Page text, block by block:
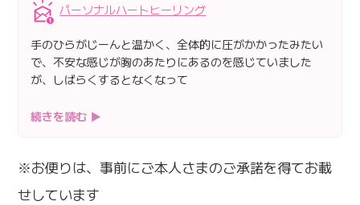
パーソナルハートヒーリング
手のひらがじーんと温かく、全体的に圧がかかったみたい
で、不安な感じが胸のあたりにあるのを感じていました
が、しばらくするとなくなって
続きを読む ▶
※お便りは、事前にご本人さまのご承諾を得てお載
せしています